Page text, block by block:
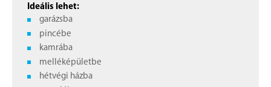
Ideális lehet:
garázsba
pincébe
kamrába
melléképületbe
hétvégi házba